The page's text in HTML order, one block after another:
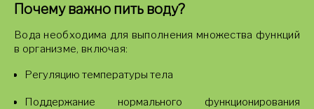
Почему важно пить воду?
Вода необходима для выполнения множества функций
в организме, включая:
Регуляцию температуры тела
Поддержание нормального функционирования